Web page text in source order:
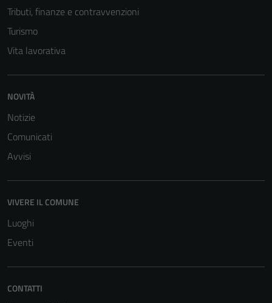
Tributi, finanze e contravvenzioni
Turismo
Vita lavorativa
NOVITÀ
Notizie
Comunicati
Avvisi
VIVERE IL COMUNE
Luoghi
Eventi
CONTATTI